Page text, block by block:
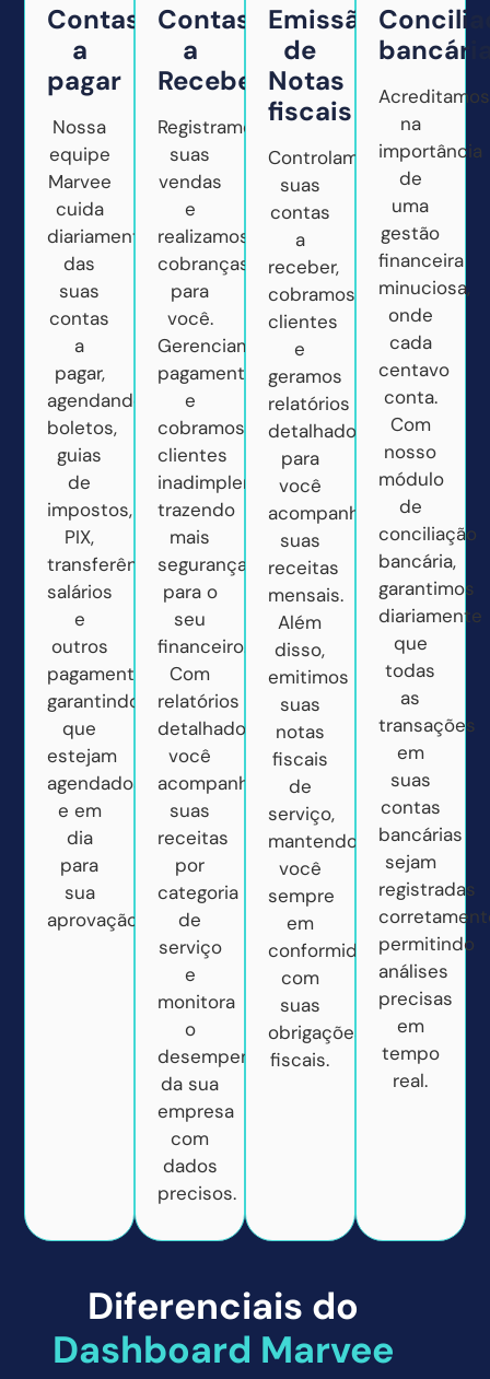
Contas
a
pagar
Nossa
equipe
Marvee
cuida
diariamente
das
suas
contas
a
pagar,
agendando
boletos,
guias
de
impostos,
PIX,
transferências,
salários
e
outros
pagamentos,
garantindo
que
estejam
agendados
e em
dia
para
sua
aprovação.
Contas
a
Receber
Registramos
suas
vendas
e
realizamos
cobranças
para
você.
Gerenciamos
pagamentos
e
cobramos
clientes
inadimplentes,
trazendo
mais
segurança
para o
seu
financeiro.
Com
relatórios
detalhados,
você
acompanha
suas
receitas
por
categoria
de
serviço
e
monitora
o
desempenho
da sua
empresa
com
dados
precisos.
Emissão
de
Notas
fiscais
Controlamos
suas
contas
a
receber,
cobramos
clientes
e
geramos
relatórios
detalhados
para
você
acompanhar
suas
receitas
mensais.
Além
disso,
emitimos
suas
notas
fiscais
de
serviço,
mantendo
você
sempre
em
conformidade
com
suas
obrigações
fiscais.
Acreditamos
na
importância
de
uma
gestão
financeira
minuciosa,
onde
cada
centavo
conta.
Com
nosso
módulo
de
conciliação
bancária,
garantimos
diariamente
que
todas
as
transações
em
suas
contas
bancárias
sejam
registradas
permitindo
análises
precisas
em
tempo
real.
Diferenciais do
Dashboard Marvee